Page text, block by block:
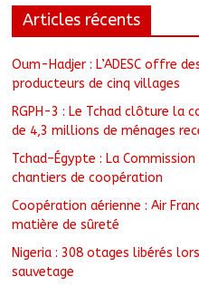
Articles récents
Oum-Hadjer : L’ADESC offre
producteurs de cinq villages
RGPH-3 : Le Tchad clôture la
de 4,3 millions de ménages
Tchad–Égypte : La
chantiers de coopération
Coopération aérienne : Air
matière de sûreté
Nigeria : 308 otages libérés
sauvetage